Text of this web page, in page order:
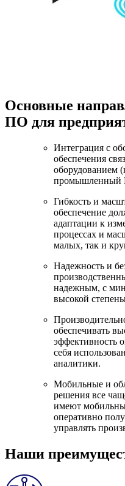
Основные
ПО для
Интеграция с
обеспечения
оборудованием
промышленный
Гибкость и
обеспечение
адаптации к
процессах и
малых, так и
Надежность и
надежным, с
высокой
обеспечивать
эффективность
себя
аналитики.
Мобильные и
решения все
имеют
оперативно
управлять
Наши